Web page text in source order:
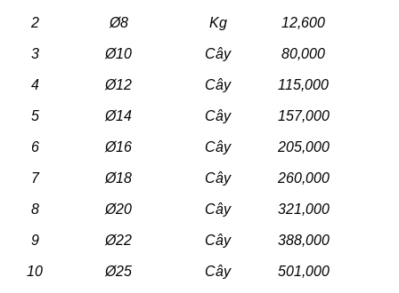
2 Ø8 Kg 12,600
3 Ø10 Cây 80,000
4 Ø12 Cây 115,000
5 Ø14 Cây 157,000
6 Ø16 Cây 205,000
7 Ø18 Cây 260,000
8 Ø20 Cây 321,000
9 Ø22 Cây 388,000
10 Ø25 Cây 501,000